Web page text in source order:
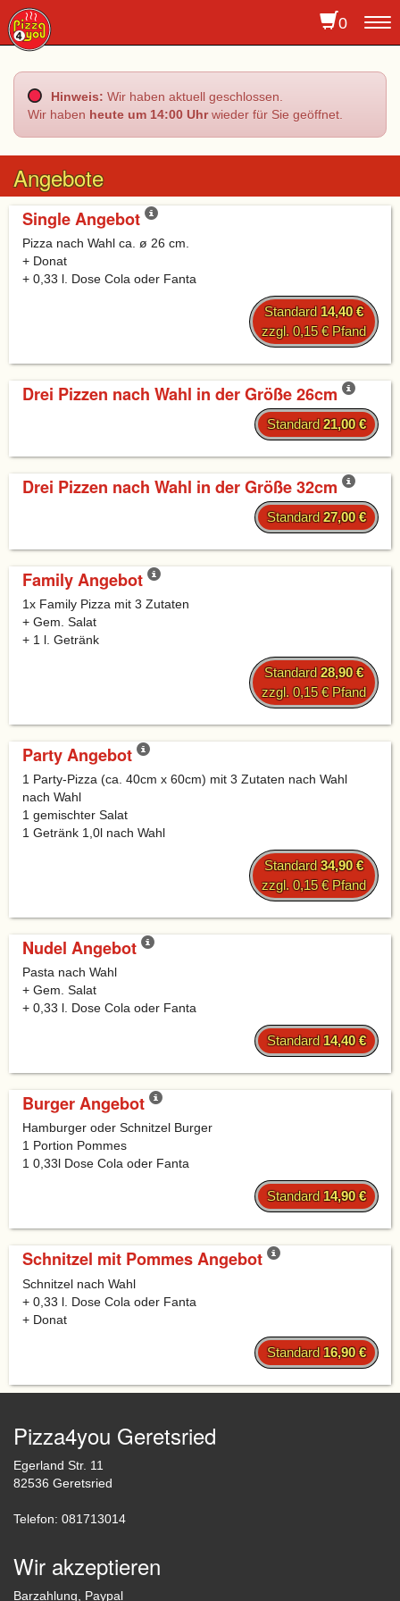
0
Hinweis: Wir haben aktuell geschlossen.
Wir haben heute um 14:00 Uhrwieder für Sie geöffnet.
Angebote
Single Angebot
Pizza nach Wahl ca. ø 26 cm.
+ Donat
+ 0,33 l. Dose Cola oder Fanta
Standard14,40 €
zzgl. 0,15 € Pfand
Drei Pizzen nach Wahl in der Größe 26cm
Standard21,00 €
Drei Pizzen nach Wahl in der Größe 32cm
Standard27,00 €
Family Angebot
1x Family Pizza mit 3 Zutaten
+ Gem. Salat
+ 1 l. Getränk
Standard28,90 €
zzgl. 0,15 € Pfand
Party Angebot
1 Party-Pizza (ca. 40cm x 60cm) mit 3 Zutaten nach Wahl
nach Wahl
1 gemischter Salat
1 Getränk 1,0l nach Wahl
Standard34,90 €
zzgl. 0,15 € Pfand
Nudel Angebot
Pasta nach Wahl
+ Gem. Salat
+ 0,33 l. Dose Cola oder Fanta
Standard14,40 €
Burger Angebot
Hamburger oder Schnitzel Burger
1 Portion Pommes
1 0,33l Dose Cola oder Fanta
Standard14,90 €
Schnitzel mit Pommes Angebot
Schnitzel nach Wahl
+ 0,33 l. Dose Cola oder Fanta
+ Donat
Standard16,90 €
Pizza4you Geretsried
Egerland Str. 11
82536 Geretsried
Telefon: 081713014
Wir akzeptieren
Barzahlung, Paypal